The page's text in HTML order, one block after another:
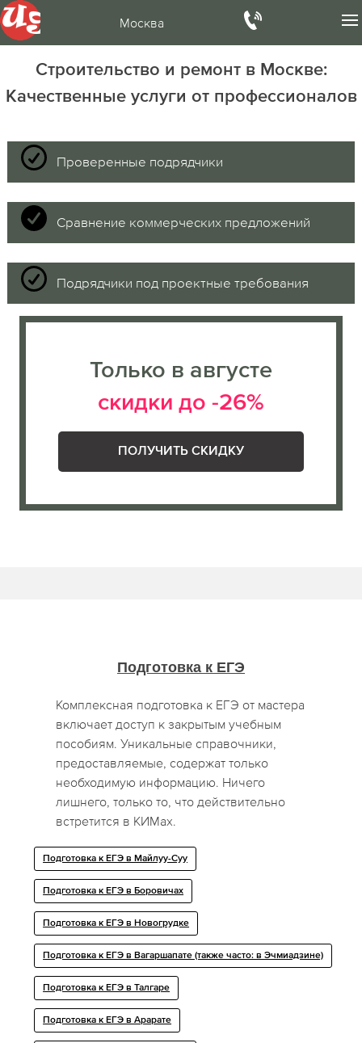
Москва
Строительство и ремонт в Москве:
Качественные услуги от профессионалов
Проверенные подрядчики
Сравнение коммерческих предложений
Подрядчики под проектные требования
Только в августе
скидки до -26%
ПОЛУЧИТЬ СКИДКУ
Подготовка к ЕГЭ
Комплексная подготовка к ЕГЭ от мастера
включает доступ к закрытым учебным
пособиям. Уникальные справочники,
предоставляемые, содержат только
необходимую информацию. Ничего
лишнего, только то, что действительно
встретится в КИМах.
Подготовка к ЕГЭ в Майлуу-Суу
Подготовка к ЕГЭ в Боровичах
Подготовка к ЕГЭ в Новогрудке
Подготовка к ЕГЭ в Вагаршапате (также часто: в Эчмиадзине)
Подготовка к ЕГЭ в Талгаре
Подготовка к ЕГЭ в Арарате